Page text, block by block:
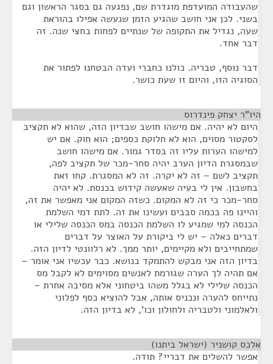
שהעבודה המועדפת מוגדרת שם, נפגעה גם בסגר הראשון וגם
בשני. לכן אני חושב שהגיע הזמן שנעשה אפילו בהוראת
שעה, נגדיל את התקופה של שנתיים לפחות בחצי שנה. זה
דבר אחד.
דבר נוסף, טבריה. כולנו כחברי ועדה הבטחנו לפתור את
הסוגיה הזו, והיום זו שעת כושר.
היו"ר יצחק פינדרוס
היום לא יהיה. אם מישהו חושב שבדיון הזה, שהוא לא תקציב
לסקטור מסוים, הוא לא חלוקת כספים; הוא חוק. אם יש
למישהו הערות עליו זה בסדר גמור. אם מישהו חושב
שבמסגרת הדיון הערב יהיה סחר-מכר של תקציב לפה,
תקציב לשם – זה לא יקרה. זה לא המסגרת. קחו זאת
בחשבון. אין לי בעיה שאעשה קידוש בכנסת. לא יהיה
סחר-מכר כי זה לא המקום. כשזה המקום אני מאפשר את זה,
והיינו פה בכמה סבבים ועשינו את זה. לתת דמי השלמת
הכנסה למי שמגיע לו השלמת הכנסה במס הכנסה שלילי או
דברים כאלה – יש לי ביקורת על האוצר על דברים
שמתחייבים ולא מקיימים, יותר ממך. לא רלוונטי לדיון הזה.
בדיון הזה אני מבקש להתמקד בנושא. כבר עכשיו אני אומר –
אם תהיה לך הערה שגורמת לאנשים מסוימים לא לקבל מס
הכנסה שלילי לא בגלל משהו ביטחוני אלא מסיבה אחרת –
נתייחס להערה ונכניס אותה, אבל להוציא כסף לפלוני
ולאלמוני ולטבריה ולחולון וכו', לא בדיון הזה.
אלכס קושניר (ישראל ביתנו)
אפשר להשלים את דבריי? תודה.